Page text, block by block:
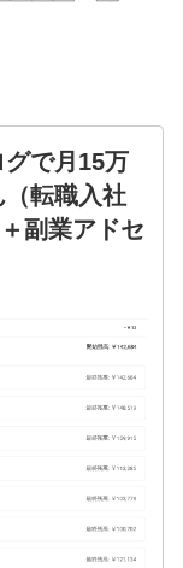
で月15万
（転職入社
副業アドセ